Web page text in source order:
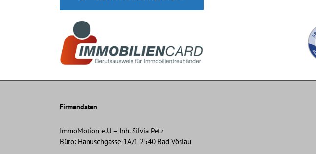
Firmendaten
ImmoMotion e.U – Inh. Silvia Petz
Büro: Hanuschgasse 1A/1 2540 Bad Vöslau